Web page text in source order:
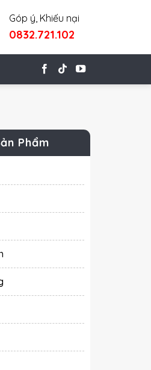
Góp ý, Khiếu nại
0832.721.102
Phẩm